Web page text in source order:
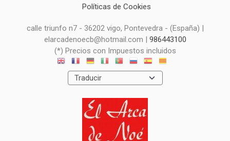
Políticas de Cookies
calle triunfo n7 - 36202 vigo, Pontevedra - (España) |
elarcadenoecb@hotmail.com | 986443100
(*) Precios con Impuestos incluidos